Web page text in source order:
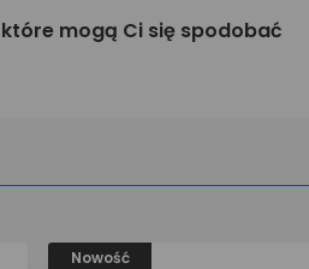
mogą Ci się spodobać
Nowość